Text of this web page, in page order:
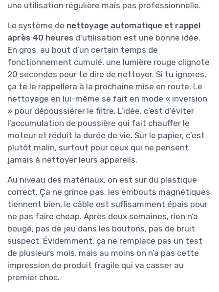
une utilisation régulière mais pas professionnelle.
Le système de nettoyage automatique et rappel
après 40 heures d’utilisation est une bonne idée.
En gros, au bout d’un certain temps de
fonctionnement cumulé, une lumière rouge clignote
20 secondes pour te dire de nettoyer. Si tu ignores,
ça te le rappellera à la prochaine mise en route. Le
nettoyage en lui-même se fait en mode « inversion
» pour dépoussiérer le filtre. L’idée, c’est d’éviter
l’accumulation de poussière qui fait chauffer le
moteur et réduit la durée de vie. Sur le papier, c’est
plutôt malin, surtout pour ceux qui ne pensent
jamais à nettoyer leurs appareils.
Au niveau des matériaux, on est sur du plastique
correct. Ça ne grince pas, les embouts magnétiques
tiennent bien, le câble est suffisamment épais pour
ne pas faire cheap. Après deux semaines, rien n’a
bougé, pas de jeu dans les boutons, pas de bruit
suspect. Évidemment, ça ne remplace pas un test
de plusieurs mois, mais au moins on n’a pas cette
impression de produit fragile qui va casser au
premier choc.